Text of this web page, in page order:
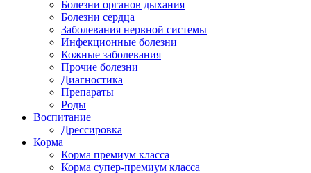
Болезни органов дыхания
Болезни сердца
Заболевания нервной системы
Инфекционные болезни
Кожные заболевания
Прочие болезни
Диагностика
Препараты
Роды
Воспитание
Дрессировка
Корма
Корма премиум класса
Корма супер-премиум класса